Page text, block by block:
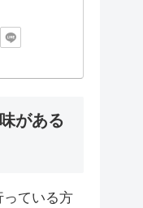
がある
ている方